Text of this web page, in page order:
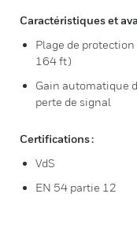
Caractéristiques et
Plage de
164 ft)
Gain automatique
perte de signal
Certifications :
VdS
EN 54 partie 12